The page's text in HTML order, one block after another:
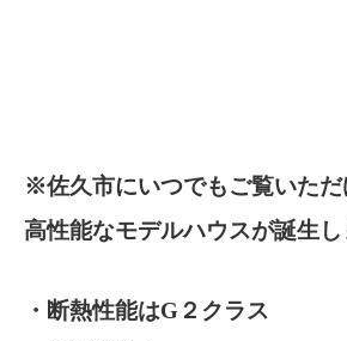
※佐久市にいつでもご覧いただ
高性能なモデルハウスが誕生し
・断熱性能はG２クラス